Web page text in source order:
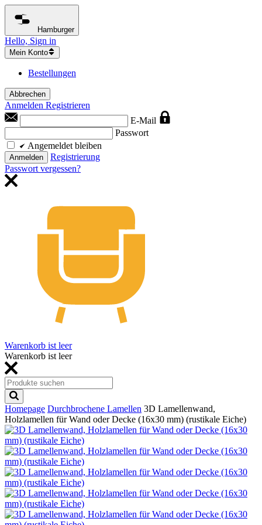
Hamburger
Hello, Sign in
Mein Konto
Bestellungen
Abbrechen
Anmelden Registrieren
E-Mail
Passwort
Angemeldet bleiben
Anmelden
Registrierung
Passwort vergessen?
Warenkorb ist leer
Warenkorb ist leer
Homepage Durchbrochene Lamellen 3D Lamellenwand,
Holzlamellen für Wand oder Decke (16x30 mm) (rustikale Eiche)